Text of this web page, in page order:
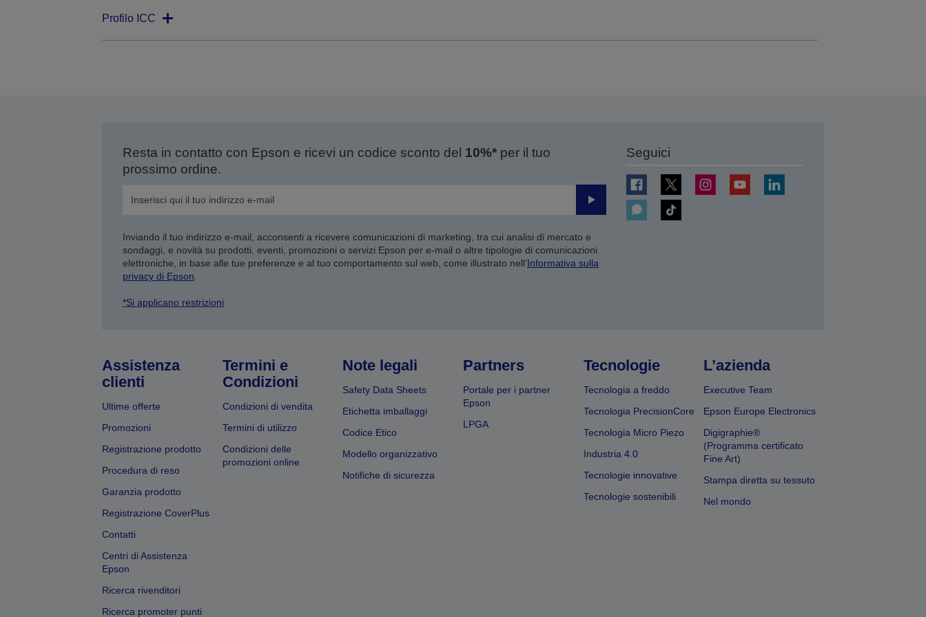
Profilo ICC
Resta in contatto con Epson e ricevi un codice sconto del 10%*per il tuo
prossimo ordine.
Invia
Inviando il tuo indirizzo e-mail, acconsenti a ricevere comunicazioni di marketing, tra cui analisi di mercato e
sondaggi, e novità su prodotti, eventi, promozioni o servizi Epson per e-mail o altre tipologie di comunicazioni
elettroniche, in base alle tue preferenze e al tuo comportamento sul web, come illustrato nell’Informativa sulla
privacy di Epson.
*Si applicano restrizioni
Seguici
Assistenza
clienti
Ultime offerte
Promozioni
Registrazione prodotto
Procedura di reso
Garanzia prodotto
Registrazione CoverPlus
Contatti
Centri di Assistenza
Epson
Ricerca rivenditori
Ricerca promoter punti
Termini e
Condizioni
Condizioni di vendita
Termini di utilizzo
Condizioni delle
promozioni online
Note legali
Safety Data Sheets
Etichetta imballaggi
Codice Etico
Modello organizzativo
Notifiche di sicurezza
Partners
Portale per i partner
Epson
LPGA
Tecnologie
Tecnologia a freddo
Tecnologia PrecisionCore
Tecnologia Micro Piezo
Industria 4.0
Tecnologie innovative
Tecnologie sostenibili
L’azienda
Executive Team
Epson Europe Electronics
Digigraphie®
(Programma certificato
Fine Art)
Stampa diretta su tessuto
Nel mondo